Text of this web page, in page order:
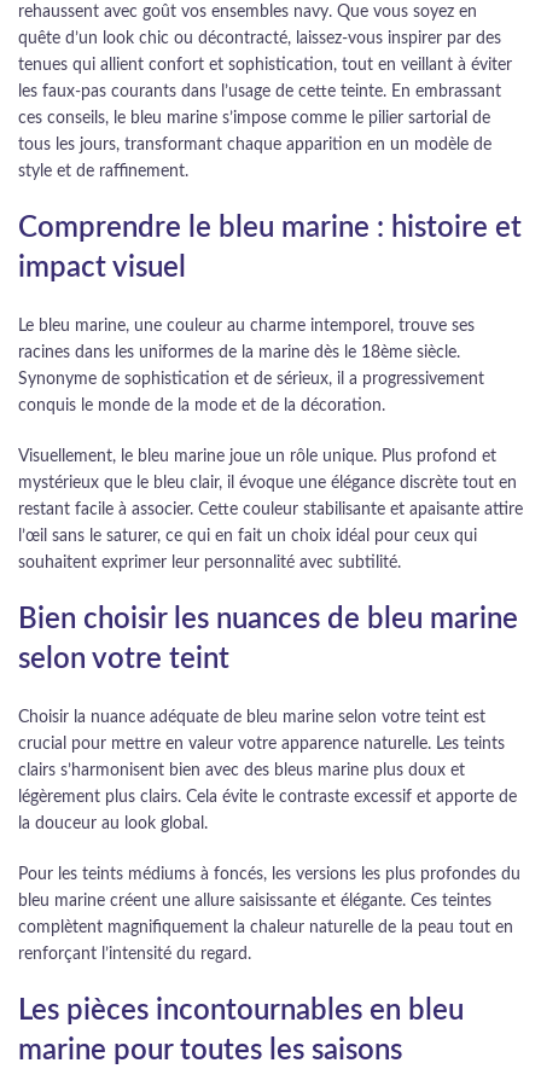
rehaussent avec goût vos ensembles navy. Que vous soyez en
quête d’un look chic ou décontracté, laissez-vous inspirer par des
tenues qui allient confort et sophistication, tout en veillant à éviter
les faux-pas courants dans l’usage de cette teinte. En embrassant
ces conseils, le bleu marine s’impose comme le pilier sartorial de
tous les jours, transformant chaque apparition en un modèle de
style et de raffinement.
Comprendre le bleu marine : histoire et
impact visuel
Le bleu marine, une couleur au charme intemporel, trouve ses
racines dans les uniformes de la marine dès le 18ème siècle.
Synonyme de sophistication et de sérieux, il a progressivement
conquis le monde de la mode et de la décoration.
Visuellement, le bleu marine joue un rôle unique. Plus profond et
mystérieux que le bleu clair, il évoque une élégance discrète tout en
restant facile à associer. Cette couleur stabilisante et apaisante attire
l’œil sans le saturer, ce qui en fait un choix idéal pour ceux qui
souhaitent exprimer leur personnalité avec subtilité.
Bien choisir les nuances de bleu marine
selon votre teint
Choisir la nuance adéquate de bleu marine selon votre teint est
crucial pour mettre en valeur votre apparence naturelle. Les teints
clairs s’harmonisent bien avec des bleus marine plus doux et
légèrement plus clairs. Cela évite le contraste excessif et apporte de
la douceur au look global.
Pour les teints médiums à foncés, les versions les plus profondes du
bleu marine créent une allure saisissante et élégante. Ces teintes
complètent magnifiquement la chaleur naturelle de la peau tout en
renforçant l’intensité du regard.
Les pièces incontournables en bleu
marine pour toutes les saisons